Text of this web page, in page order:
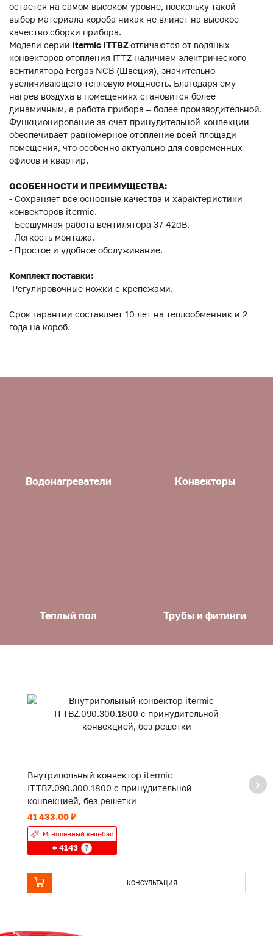
остается на самом высоком уровне, поскольку такой
выбор материала короба никак не влияет на высокое
качество сборки прибора.
Модели серии itermic ITTBZотличаются от водяных
конвекторов отопления ITTZ наличием электрического
вентилятора Fergas NCB (Швеция), значительно
увеличивающего тепловую мощность. Благодаря ему
нагрев воздуха в помещениях становится более
динамичным, а работа прибора – более производительной.
Функционирование за счет принудительной конвекции
обеспечивает равномерное отопление всей площади
помещения, что особенно актуально для современных
офисов и квартир.
ОСОБЕННОСТИ И ПРЕИМУЩЕСТВА:
- Сохраняет все основные качества и характеристики
конвекторов itermic.
- Бесшумная работа вентилятора 37-42dB.
- Легкость монтажа.
- Простое и удобное обслуживание.
Комплект поставки:
-Регулировочные ножки с крепежами.
Срок гарантии составляет 10 лет на теплообменник и 2
года на короб.
Водонагреватели Конвекторы
Теплый пол Трубы и фитинги
Внутрипольный конвектор itermic
ITTBZ.090.300.1800 с принудительной
конвекцией, без решетки
41 433.00 ₽
Мгновенный кеш-бэк
+ 4143 ?
КОНСУЛЬТАЦИЯ